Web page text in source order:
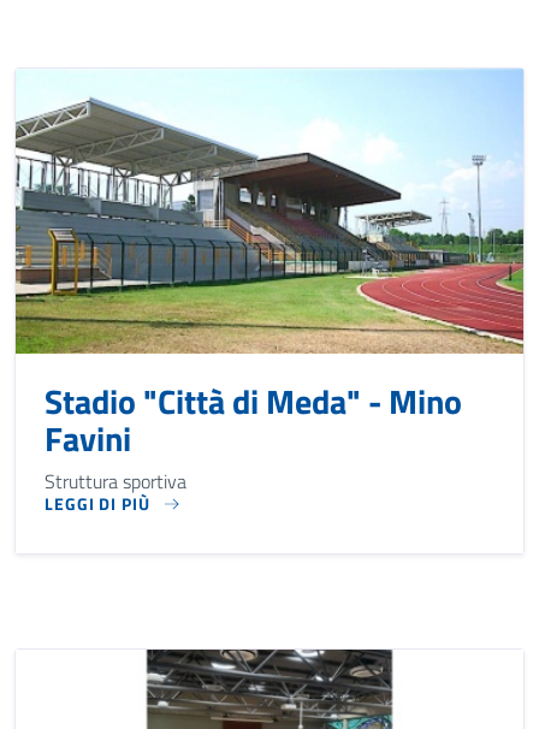
Stadio "Città di Meda" - Mino
Favini
Struttura sportiva
LEGGI DI PIÙ
STRUTTURA SPORTIVA